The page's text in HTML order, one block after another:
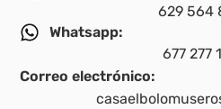
629 564
Whatsapp:
677 277
Correo electrónico: